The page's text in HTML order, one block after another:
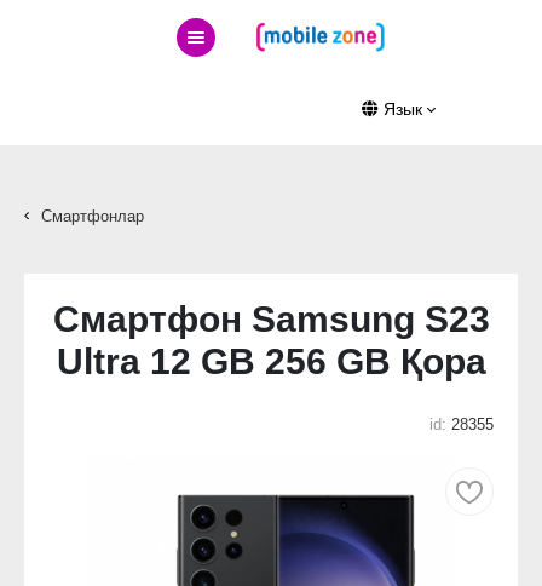
Язык
Смартфонлар
Смартфон Samsung S23
Ultra 12 GB 256 GB Қора
id: 28355